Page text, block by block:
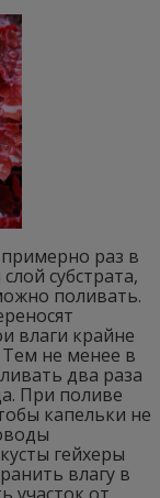
раз в
субстрата,
поливать.
влаги крайне
Тем не менее в
два раза
При поливе
капельки не
гейхеры
влагу в